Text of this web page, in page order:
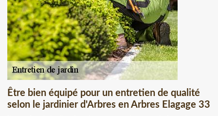
Être bien équipé pour un entretien de qualité
selon le jardinier d'Arbres en Arbres Elagage 33